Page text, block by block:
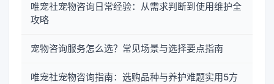
唯宠社宠物咨询日常经验：从需求判断到使用维护全
攻略
宠物咨询服务怎么选？常见场景与选择要点指南
唯宠社宠物咨询指南：选购品种与养护难题实用5方